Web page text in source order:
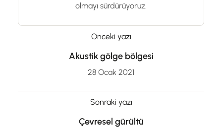
olmayı sürdürüyoruz.
Önceki yazı
Akustik gölge bölgesi
28 Ocak 2021
Sonraki yazı
Çevresel gürültü